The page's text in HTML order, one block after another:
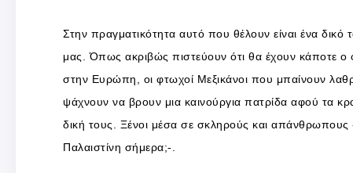
Στην πραγματικότητα αυτό που θέλουν είναι ένα
μας. Όπως ακριβώς πιστεύουν ότι θα έχουν κάποτε ο
στην Ευρώπη, οι φτωχοί Μεξικάνοι που μπαίνουν
ψάχνουν να βρουν μια καινούργια πατρίδα αφού τα
δική τους. Ξένοι μέσα σε σκληρούς και απάνθρωπους
Παλαιστίνη σήμερα;-.